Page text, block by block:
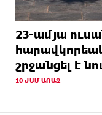
23-ամյա
շրջանցել է
10 ԺԱՄ ԱՌԱՋ